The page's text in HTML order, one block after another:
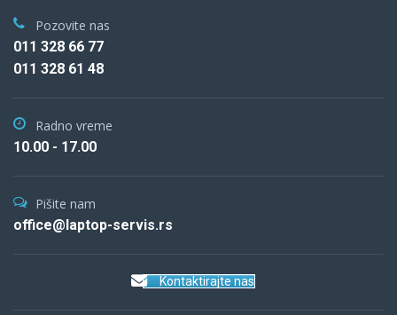
Pozovite nas
011 328 66 77
011 328 61 48
Radno vreme
10.00 - 17.00
Pišite nam
office@laptop-servis.rs
Kontaktirajte nas